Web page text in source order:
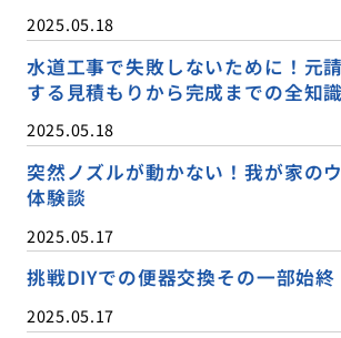
2025.05.18
水道工事で失敗しないために！元
する見積もりから完成までの全知識
2025.05.18
突然ノズルが動かない！我が家の
体験談
2025.05.17
挑戦DIYでの便器交換その一部始終
2025.05.17